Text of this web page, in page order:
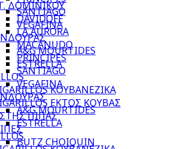
SANTIAGO
VEGAFINA
A&G MOURTIDES
ESTRELLA
ΚΟΥΒΑΝΕΖΙΚΑ
ΕΚΤΟΣ ΚΟΥΒΑΣ
ΠΙΠΑΣ
BUTZ CHOIQUIN
ΔΟΜΙΝΙΚΟΥ
DAVIDOFF
LA AURORA
MACANUDO
PRINCIPES
SANTIAGO
VEGAFINA
A&G MOURTIDES
ESTRELLA